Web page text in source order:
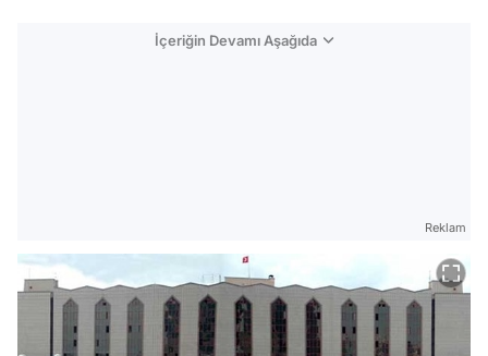
İçeriğin Devamı Aşağıda
Reklam